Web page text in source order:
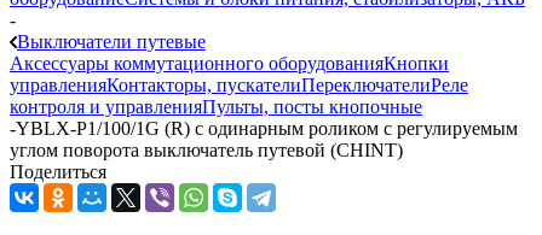
-
Выключатели путевые
Аксессуары коммутационного оборудованияКнопки
управленияКонтакторы, пускателиПереключателиРеле
контроля и управленияПульты, посты кнопочные
-YBLX-P1/100/1G (R) с одинарным роликом с регулируемым
углом поворота выключатель путевой (CHINT)
Поделиться